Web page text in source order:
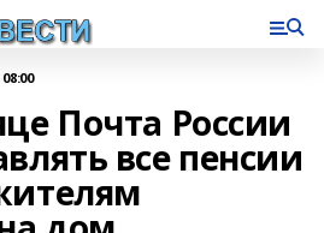
Почта России
все пенсии